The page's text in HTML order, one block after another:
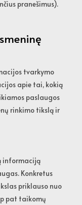
pranešimus).
tvarkymo
apie tai, kokią
paslaugos
rinkimo tikslą ir
informaciją
Konkretus
priklauso nuo
pat taikomų